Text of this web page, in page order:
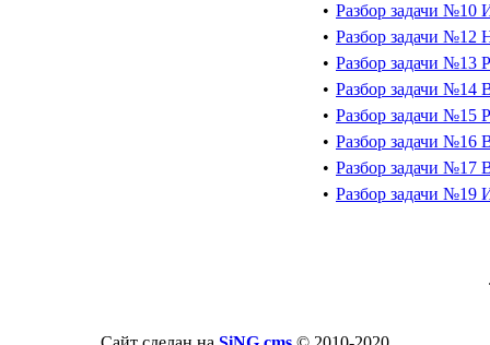
• Разбор задачи №10
• Разбор задачи №12
• Разбор задачи №13
• Разбор задачи №14
• Разбор задачи №15
• Разбор задачи №16
• Разбор задачи №17
• Разбор задачи №19